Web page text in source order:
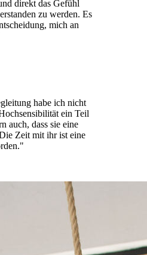
direkt das Gefühl
zu werden. Es
mich an
habe ich nicht
ein Teil
auch, dass sie eine
Zeit mit ihr ist eine
"